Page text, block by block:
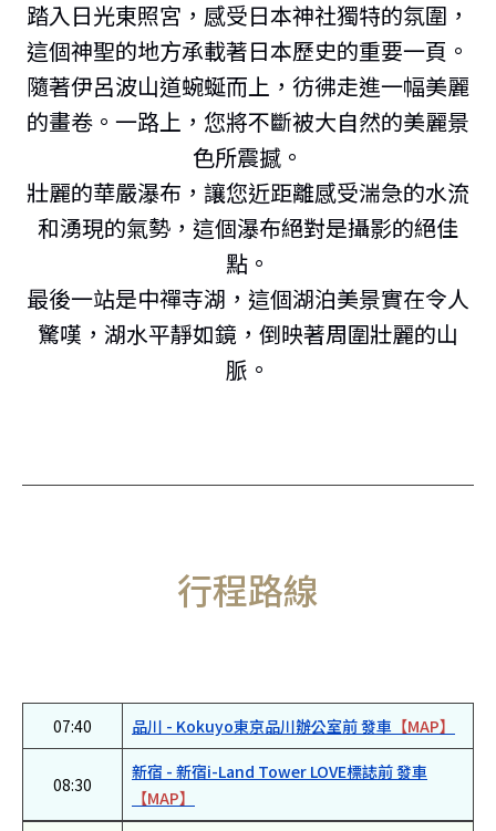
踏入日光東照宮，感受日本神社獨特的氛圍，
這個神聖的地方承載著日本歷史的重要一頁。
隨著伊呂波山道蜿蜒而上，彷彿走進一幅美麗
的畫卷。一路上，您將不斷被大自然的美麗景
色所震撼。
壯麗的華嚴瀑布，讓您近距離感受湍急的水流
和湧現的氣勢，這個瀑布絕對是攝影的絕佳
點。
最後一站是中禪寺湖，這個湖泊美景實在令人
驚嘆，湖水平靜如鏡，倒映著周圍壯麗的山
脈。
行程路線
07:40 品川 - Kokuyo東京品川辦公室前 發車 【MAP】
08:30
新宿 - 新宿i-Land Tower LOVE標誌前 發車
【MAP】